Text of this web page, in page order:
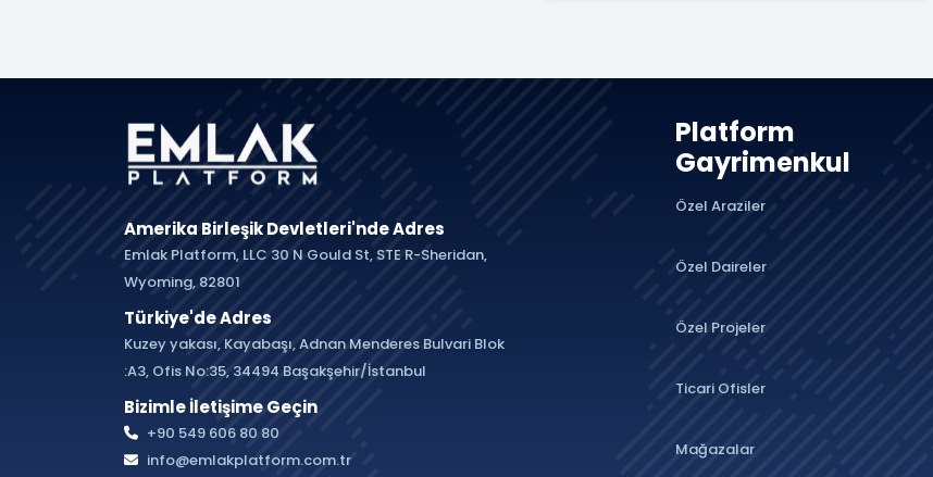
Amerika Birleşik Devletleri'nde Adres
Emlak Platform, LLC 30 N Gould St, STE R-Sheridan,
Wyoming, 82801
Türkiye'de Adres
Kuzey yakası, Kayabaşı, Adnan Menderes Bulvari Blok
:A3, Ofis No:35, 34494 Başakşehir/İstanbul
Bizimle İletişime Geçin
+90 549 606 80 80
info@emlakplatform.com.tr
Platform
Gayrimenkul
Özel Araziler
Özel Daireler
Özel Projeler
Ticari Ofisler
Mağazalar